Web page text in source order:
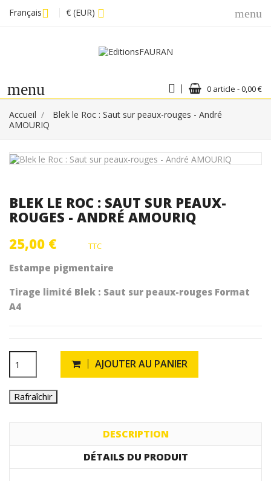
Français € (EUR) menu
menu 0 article - 0,00 €
Accueil
Blek le Roc : Saut sur peaux-rouges - André
AMOURIQ
BLEK LE ROC : SAUT SUR PEAUX-
ROUGES - ANDRÉ AMOURIQ
25,00 €
TTC
Estampe pigmentaire
Tirage limité Blek : Saut sur peaux-rouges Format
A4
AJOUTER AU PANIER
DESCRIPTION
DÉTAILS DU PRODUIT